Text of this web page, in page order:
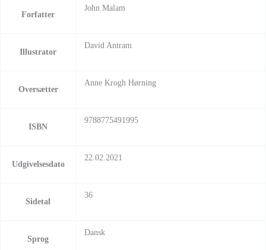
Forfatter
John Malam
Illustrator
David Antram
Oversætter
Anne Krogh Hørning
ISBN
9788775491995
Udgivelsesdato
22.02.2021
Sidetal
36
Sprog
Dansk